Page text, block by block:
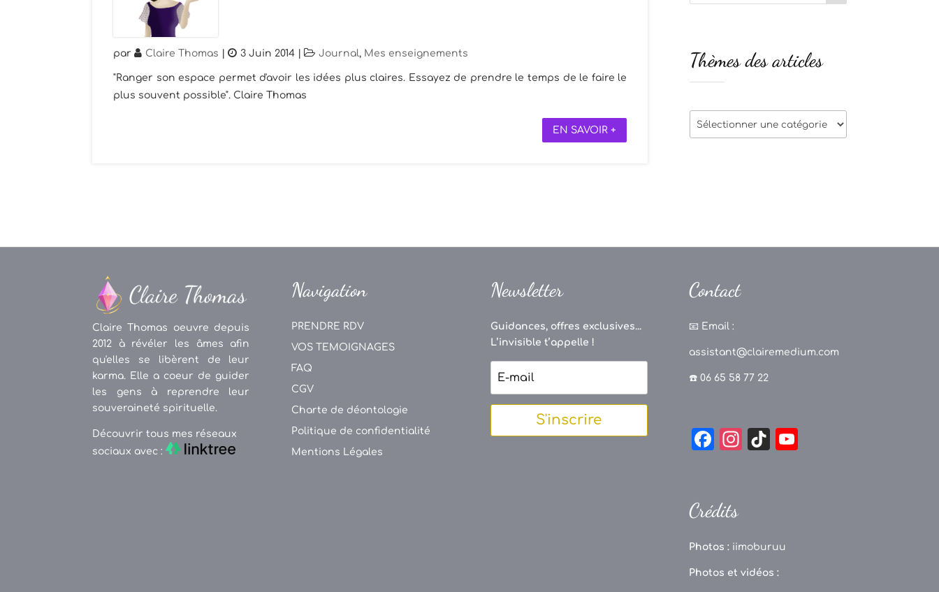
par Claire Thomas | 3 Juin 2014 | Journal, Mes enseignements
"Ranger son espace permet d'avoir les idées plus claires. Essayez de prendre le temps de le faire le
plus souvent possible". Claire Thomas
EN SAVOIR +
Thèmes des articles
Thèmes
des
Claire Thomas oeuvre depuis
2012 à révéler les âmes afin
qu'elles se libèrent de leur
karma. Elle a coeur de guider
les gens à reprendre leur
souveraineté spirituelle.
Découvrir tous mes réseaux
sociaux avec :
Navigation
PRENDRE RDV
VOS TEMOIGNAGES
FAQ
CGV
Charte de déontologie
Politique de confidentialité
Mentions Légales
Newsletter
Guidances, offres exclusives...
L’invisible t’appelle !
S'inscrire
Contact
📧 Email :
assistant@clairemedium.com
☎️ 06 65 58 77 22
F
e
o
o
In
a
m
Ti
Crédits
Photos : iimoburuu
Photos et vidéos :